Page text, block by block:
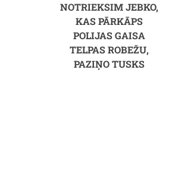
NOTRIEKSIM JEBKO,
KAS PĀRKĀPS
POLIJAS GAISA
TELPAS ROBEŽU,
PAZIŅO TUSKS